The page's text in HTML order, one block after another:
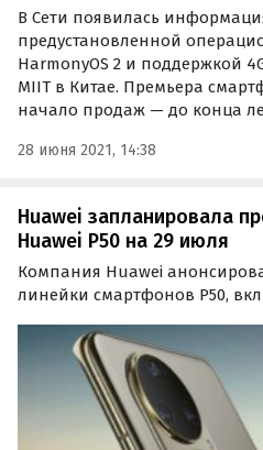
В Сети появилась
предустановленной
HarmonyOS 2 и поддержкой
MIIT в Китае. Премьера
начало продаж — до конца
28 июня 2021, 14:38
Huawei запланировала
Huawei Р50 на 29 июля
Компания Huawei
линейки смартфонов Р50,
характеристики камеры